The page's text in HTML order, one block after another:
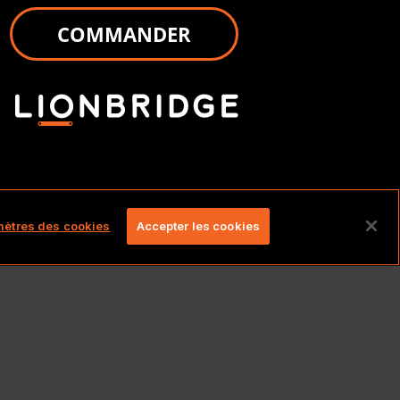
COMMANDER
des cookies Accepter les cookies